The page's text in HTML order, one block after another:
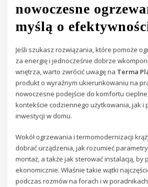
nowoczesne
myślą o
Jeśli szukasz rozwiązania, które pomoże
za energię i jednocześnie dobrze
wnętrza, warto zwrócić uwagę na Terma
produkt o wyraźnym ukierunkowaniu na
nowoczesne podejście do komfortu
kontekście codziennego użytkowania, jak i
inwestycji w domu.
Wokół ogrzewania i termomodernizacji
dobrać urządzenia, jak rozumieć
montaż, a także jak sterować instalacją, by
ekonomicznie. Właśnie takie wątki
podczas rozmów na forach i w